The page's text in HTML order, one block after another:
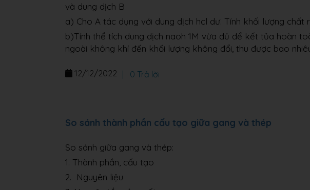
và dung dịch B
a) Cho A tác dụng với dung dịch hcl dư. Tính khối lượng chất
b)Tính thể tích dung dịch naoh 1M vừa đủ để kết tủa hoàn
ngoài không khí đến khối lượng không đổi, thu được bao
12/12/2022 0 Trả lời
So sánh thành phần cấu tạo giữa gang và thép
So sánh giữa gang và thép:
1. Thành phần, cấu tạo
2. Nguyên liệu